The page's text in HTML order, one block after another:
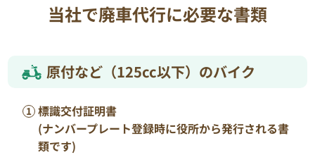
当社で廃車代行に必要な書類
原付など（125cc以下）のバイク
標識交付証明書
(ナンバープレート登録時に役所から発行される書
類です)